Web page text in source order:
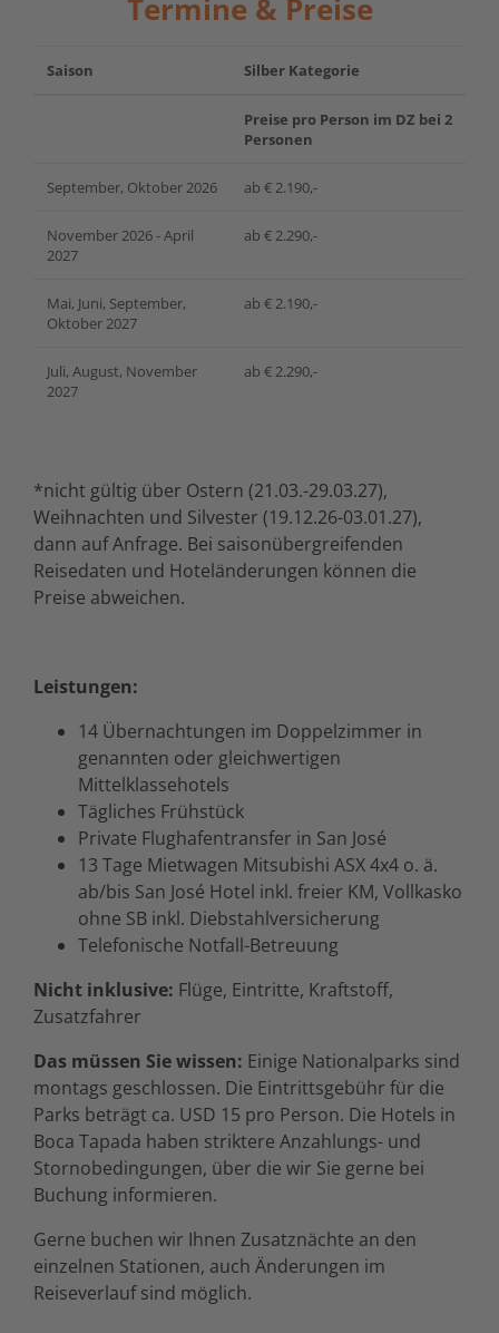
Termine & Preise
Saison Silber Kategorie
Preise pro Person im DZ bei 2
Personen
September, Oktober 2026 ab € 2.190,-
November 2026 - April
2027
ab € 2.290,-
Mai, Juni, September,
Oktober 2027
ab € 2.190,-
Juli, August, November
2027
ab € 2.290,-
*nicht gültig über Ostern (21.03.-29.03.27),
Weihnachten und Silvester (19.12.26-03.01.27),
dann auf Anfrage. Bei saisonübergreifenden
Reisedaten und Hoteländerungen können die
Preise abweichen.
Leistungen:
14 Übernachtungen im Doppelzimmer in
genannten oder gleichwertigen
Mittelklassehotels
Tägliches Frühstück
Private Flughafentransfer in San José
13 Tage Mietwagen Mitsubishi ASX 4x4 o. ä.
ab/bis San José Hotel inkl. freier KM, Vollkasko
ohne SB inkl. Diebstahlversicherung
Telefonische Notfall-Betreuung
Nicht inklusive: Flüge, Eintritte, Kraftstoff,
Zusatzfahrer
Das müssen Sie wissen: Einige Nationalparks sind
montags geschlossen. Die Eintrittsgebühr für die
Parks beträgt ca. USD 15 pro Person. Die Hotels in
Boca Tapada haben striktere Anzahlungs- und
Stornobedingungen, über die wir Sie gerne bei
Buchung informieren.
Gerne buchen wir Ihnen Zusatznächte an den
einzelnen Stationen, auch Änderungen im
Reiseverlauf sind möglich.